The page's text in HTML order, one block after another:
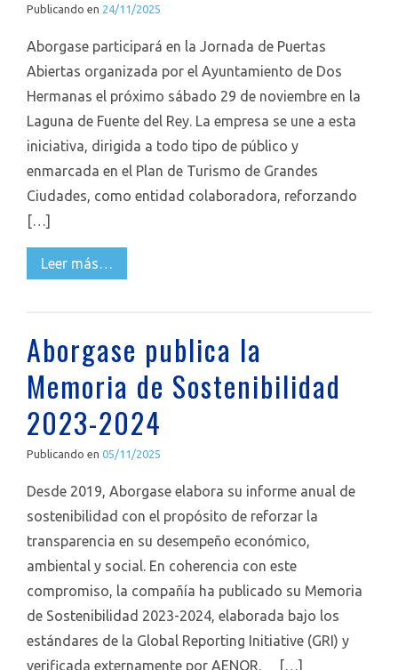
Publicando en 24/11/2025
Aborgase participará en la Jornada de Puertas
Abiertas organizada por el Ayuntamiento de Dos
Hermanas el próximo sábado 29 de noviembre en la
Laguna de Fuente del Rey. La empresa se une a esta
iniciativa, dirigida a todo tipo de público y
enmarcada en el Plan de Turismo de Grandes
Ciudades, como entidad colaboradora, reforzando
[…]
Leer más…
Aborgase publica la
Memoria de Sostenibilidad
2023-2024
Publicando en 05/11/2025
Desde 2019, Aborgase elabora su informe anual de
sostenibilidad con el propósito de reforzar la
transparencia en su desempeño económico,
ambiental y social. En coherencia con este
compromiso, la compañía ha publicado su Memoria
de Sostenibilidad 2023-2024, elaborada bajo los
estándares de la Global Reporting Initiative (GRI) y
verificada externamente por AENOR. […]